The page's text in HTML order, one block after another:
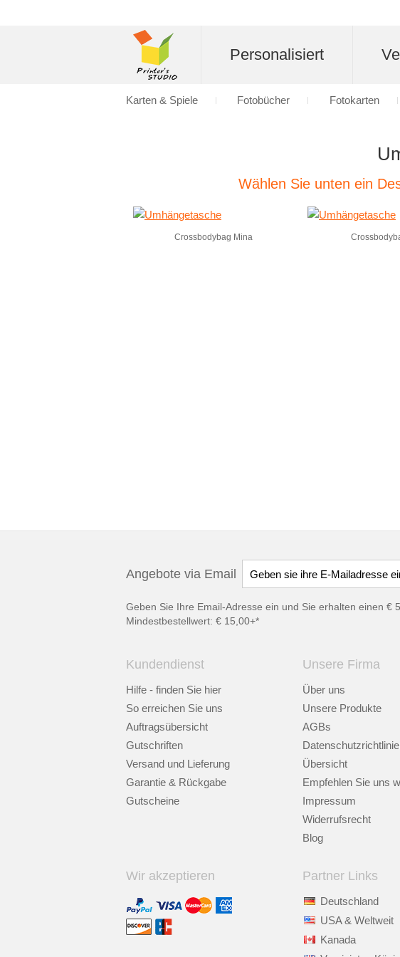
Wählen Sie unten ein
Crossbodybag Mina
Angebote via Email
Geben Sie Ihre Email-Adresse ein und Sie erhalten einen €
Mindestbestellwert: € 15,00+*
Kundendienst
Hilfe - finden Sie hier
So erreichen Sie uns
Auftragsübersicht
Gutschriften
Versand und Lieferung
Garantie & Rückgabe
Gutscheine
Unsere Firma
Über uns
Unsere Produkte
AGBs
Übersicht
Empfehlen Sie uns
Impressum
Widerrufsrecht
Blog
Wir akzeptieren Partner Links
Deutschland
USA & Weltweit
Kanada
Personalisiert
Karten & Spiele Fotobücher Fotokarten